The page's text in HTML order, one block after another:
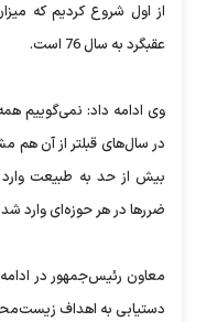
از اول شروع کردیم که
عقبگرد به سال 76 است.
وی ادامه داد: نمی‌گوییم
در سال‌های قبلتر از آن هم
ضررها در هر حوزه‌ای وارد
معاون رئیس‌جمهور در
دستیابی به اهداف